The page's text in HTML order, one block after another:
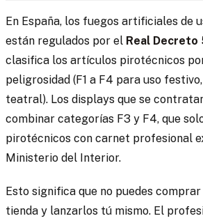
En España, los fuegos artificiales de
están regulados por el Real Decreto
clasifica los artículos pirotécnicos
peligrosidad (F1 a F4 para uso
teatral). Los displays que se
combinar categorías F3 y F4, que
pirotécnicos con carnet profesional
Ministerio del Interior.
Esto significa que no puedes
tienda y lanzarlos tú mismo. El